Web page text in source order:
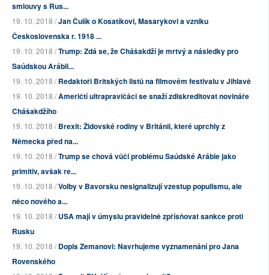
smlouvy s Rus...
19. 10. 2018 /Jan Čulík o Kosatíkovi, Masarykovi a vzniku
Československa r. 1918 ...
19. 10. 2018 /Trump: Zdá se, že Chášakdží je mrtvý a následky pro
Saúdskou Arábii...
19. 10. 2018 /Redaktoři Britských listů na filmovém festivalu v Jihlavě
19. 10. 2018 /Američtí ultrapravičáci se snaží zdiskreditovat novináře
Chášakdžího
19. 10. 2018 /Brexit: Židovské rodiny v Británii, které uprchly z
Německa před na...
19. 10. 2018 /Trump se chová vůči problému Saúdské Arábie jako
primitiv, avšak re...
19. 10. 2018 /Volby v Bavorsku nesignalizují vzestup populismu, ale
něco nového a...
19. 10. 2018 /USA mají v úmyslu pravidelně zpřísňovat sankce proti
Rusku
19. 10. 2018 /Dopis Zemanovi: Navrhujeme vyznamenání pro Jana
Rovenského